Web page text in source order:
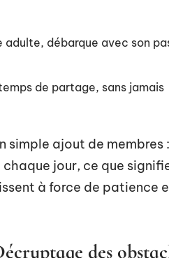
adulte, débarque avec son
de partage, sans jamais
simple ajout de membres :
jour, ce que
à force de patience
des